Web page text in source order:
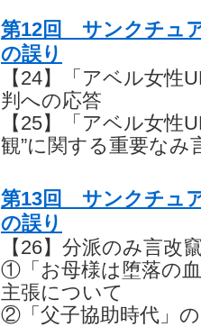
第12回 サンクチュ
の誤り
【24】「アベル女性
判への応答
【25】「アベル女性
観”に関する重要なみ
第13回 サンクチュ
の誤り
【26】分派のみ言改
①「お母様は堕落の
主張について
②「父子協助時代」